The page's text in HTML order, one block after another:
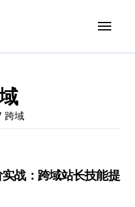
跨域
战：跨域站长技能提